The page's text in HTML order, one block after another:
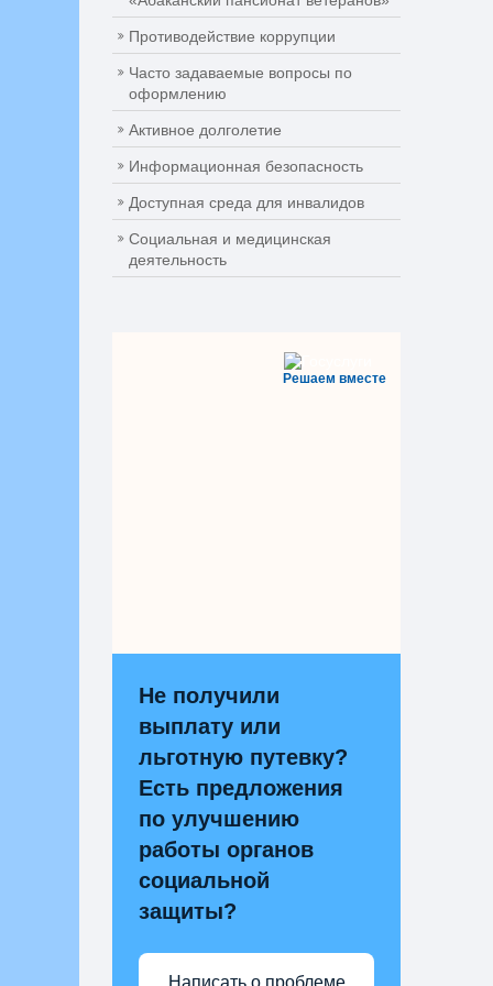
Противодействие коррупции
Часто задаваемые вопросы по
оформлению
Активное долголетие
Информационная безопасность
Доступная среда для инвалидов
Социальная и медицинская
деятельность
Решаем вместе
Не получили
выплату или
льготную путевку?
Есть предложения
по улучшению
работы органов
социальной
защиты?
Написать о проблеме